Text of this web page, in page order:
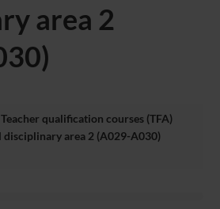
area 2
Teacher qualification courses (TFA)
disciplinary area 2 (A029-A030)